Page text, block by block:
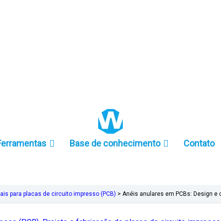
Base de conhecimento Contato
para placas de circuito impresso (PCB) >Anéis anulares em PCBs: Design e